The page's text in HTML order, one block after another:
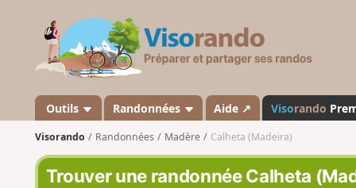
s
a
n
o
Outils Randonnées Aide ↗ Visorando
Visorando Randonnées Madère Calheta (Madeira)
Trouver une randonnée Calheta